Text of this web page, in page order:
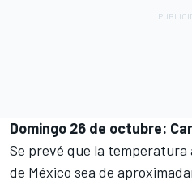
Domingo 26 de octubre:
Se prevé que la temperatura
de México sea de